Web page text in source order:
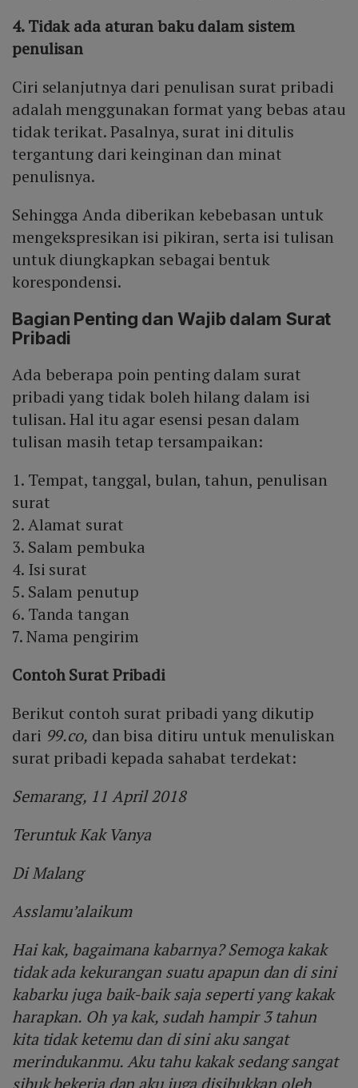
4. Tidak ada aturan baku dalam sistem
penulisan
Ciri selanjutnya dari penulisan surat pribadi
adalah menggunakan format yang bebas atau
tidak terikat. Pasalnya, surat ini ditulis
tergantung dari keinginan dan minat
penulisnya.
Sehingga Anda diberikan kebebasan untuk
mengekspresikan isi pikiran, serta isi tulisan
untuk diungkapkan sebagai bentuk
korespondensi.
Bagian Penting dan Wajib dalam Surat
Pribadi
Ada beberapa poin penting dalam surat
pribadi yang tidak boleh hilang dalam isi
tulisan. Hal itu agar esensi pesan dalam
tulisan masih tetap tersampaikan:
1. Tempat, tanggal, bulan, tahun, penulisan
surat
2. Alamat surat
3. Salam pembuka
4. Isi surat
5. Salam penutup
6. Tanda tangan
7. Nama pengirim
Contoh Surat Pribadi
Berikut contoh surat pribadi yang dikutip
dari 99.co, dan bisa ditiru untuk menuliskan
surat pribadi kepada sahabat terdekat:
Semarang, 11 April 2018
Teruntuk Kak Vanya
Di Malang
Asslamu’alaikum
Hai kak, bagaimana kabarnya? Semoga kakak
tidak ada kekurangan suatu apapun dan di sini
kabarku juga baik-baik saja seperti yang kakak
harapkan. Oh ya kak, sudah hampir 3 tahun
kita tidak ketemu dan di sini aku sangat
merindukanmu. Aku tahu kakak sedang sangat